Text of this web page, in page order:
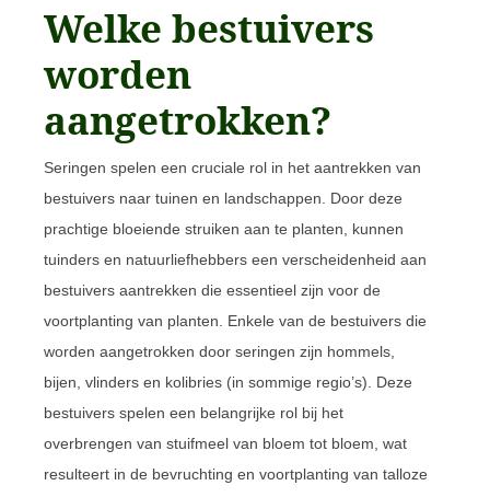
Welke bestuivers
worden
aangetrokken?
Seringen spelen een cruciale rol in het aantrekken van
bestuivers naar tuinen en landschappen. Door deze
prachtige bloeiende struiken aan te planten, kunnen
tuinders en natuurliefhebbers een verscheidenheid aan
bestuivers aantrekken die essentieel zijn voor de
voortplanting van planten. Enkele van de bestuivers die
worden aangetrokken door seringen zijn hommels,
bijen, vlinders en kolibries (in sommige regio’s). Deze
bestuivers spelen een belangrijke rol bij het
overbrengen van stuifmeel van bloem tot bloem, wat
resulteert in de bevruchting en voortplanting van talloze